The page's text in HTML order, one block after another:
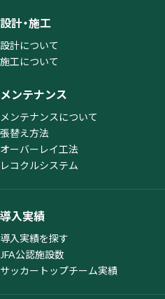
設計・施工
設計について
施工について
メンテナンス
メンテナンスについて
張替え方法
オーバーレイ工法
レコクルシステム
導入実績
導入実績を探す
JFA公認施設数
サッカートップチーム実績